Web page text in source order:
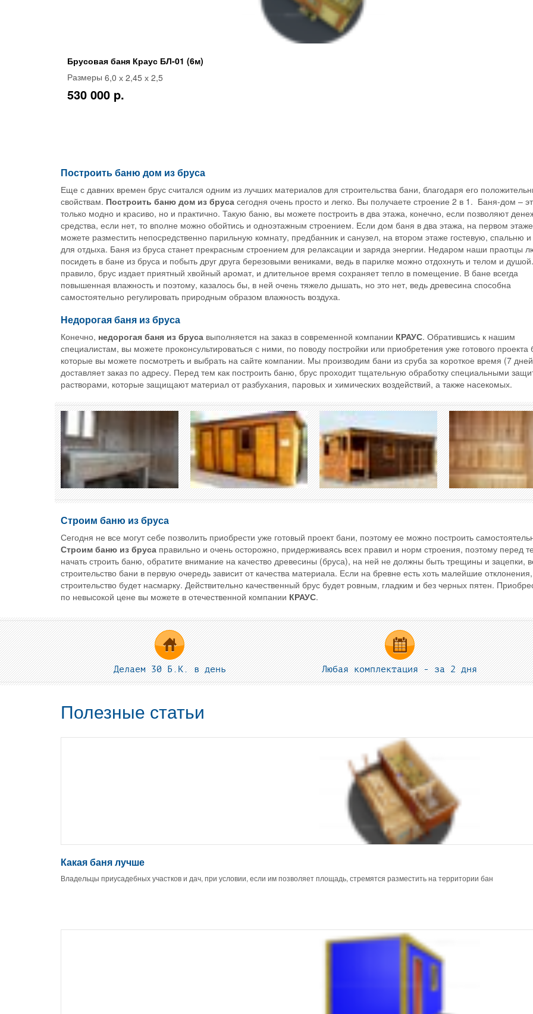
Брусовая баня Краус БЛ-01 (6м)
Размеры 6,0 х 2,45 х 2,5
530 000 p.
Построить баню дом из бруса
Еще с давних времен брус считался одним из лучших материалов для строительства бани, благодаря его
свойствам. Построить баню дом из бруса сегодня очень просто и легко. Вы получаете строение 2 в 1. Баня-дом –
только модно и красиво, но и практично. Такую баню, вы можете построить в два этажа, конечно, если позволяют
средства, если нет, то вполне можно обойтись и одноэтажным строением. Если дом баня в два этажа, на первом
можете разместить непосредственно парильную комнату, предбанник и санузел, на втором этаже гостевую, спальню
для отдыха. Баня из бруса станет прекрасным строением для релаксации и заряда энергии. Недаром наши праотцы
посидеть в бане из бруса и побыть друг друга березовыми вениками, ведь в парилке можно отдохнуть и телом и
правило, брус издает приятный хвойный аромат, и длительное время сохраняет тепло в помещение. В бане всегда
повышенная влажность и поэтому, казалось бы, в ней очень тяжело дышать, но это нет, ведь древесина способна
самостоятельно регулировать природным образом влажность воздуха.
Недорогая баня из бруса
Конечно, недорогая баня из бруса выполняется на заказ в современной компании КРАУС. Обратившись к нашим
специалистам, вы можете проконсультироваться с ними, по поводу постройки или приобретения уже готового проекта
которые вы можете посмотреть и выбрать на сайте компании. Мы производим бани из сруба за короткое время (7
доставляет заказ по адресу. Перед тем как построить баню, брус проходит тщательную обработку специальными
растворами, которые защищают материал от разбухания, паровых и химических воздействий, а также насекомых.
Строим баню из бруса
Сегодня не все могут себе позволить приобрести уже готовый проект бани, поэтому ее можно построить
Строим баню из бруса правильно и очень осторожно, придерживаясь всех правил и норм строения, поэтому перед
начать строить баню, обратите внимание на качество древесины (бруса), на ней не должны быть трещины и зацепки,
строительство бани в первую очередь зависит от качества материала. Если на бревне есть хоть малейшие
строительство будет насмарку. Действительно качественный брус будет ровным, гладким и без черных пятен.
по невысокой цене вы можете в отечественной компании КРАУС.
Делаем 30 Б.К. в день Любая комплектация - за 2 дня
Полезные статьи
Какая баня лучше
Владельцы приусадебных участков и дач, при условии, если им позволяет площадь, стремятся разместить на территории бан